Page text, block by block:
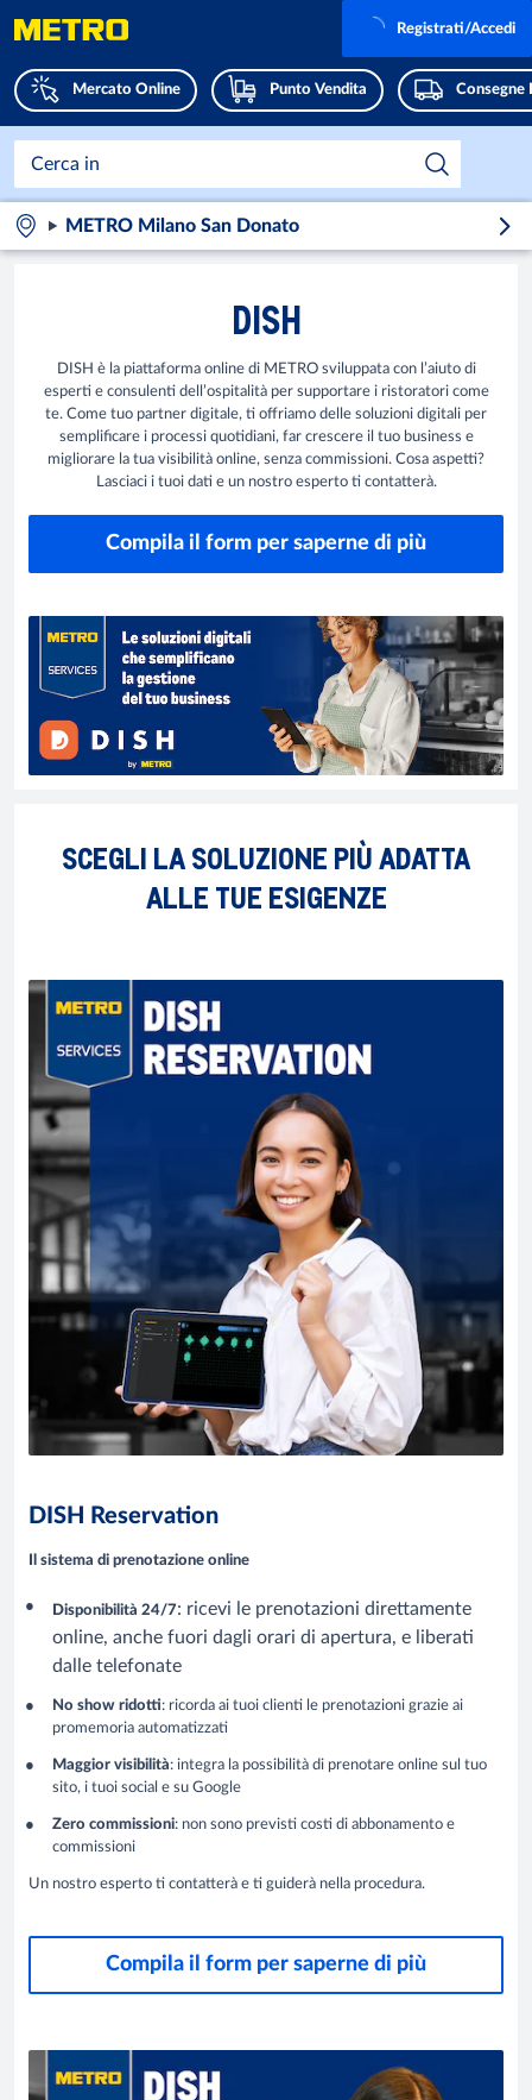
Mercato Online Punto Vendita Consegne
Registrati/Accedi
METRO Milano San Donato
DISH
DISH è la piattaforma online di METRO sviluppata con l’aiuto di
esperti e consulenti dell’ospitalità per supportare i ristoratori come
te. Come tuo partner digitale, ti offriamo delle soluzioni digitali per
semplificare i processi quotidiani, far crescere il tuo business e
migliorare la tua visibilità online, senza commissioni. Cosa aspetti?
Lasciaci i tuoi dati e un nostro esperto ti contatterà.
Compila il form per saperne di più
SCEGLI LA SOLUZIONE PIÙ ADATTA
ALLE TUE ESIGENZE
DISH Reservation
Il sistema di prenotazione online
Disponibilità 24/7: ricevi le prenotazioni direttamente
online, anche fuori dagli orari di apertura, e liberati
dalle telefonate
No show ridotti: ricorda ai tuoi clienti le prenotazioni grazie ai
promemoria automatizzati
Maggior visibilità: integra la possibilità di prenotare online sul tuo
sito, i tuoi social e su Google
Zero commissioni: non sono previsti costi di abbonamento e
commissioni
Un nostro esperto ti contatterà e ti guiderà nella procedura.
Compila il form per saperne di più